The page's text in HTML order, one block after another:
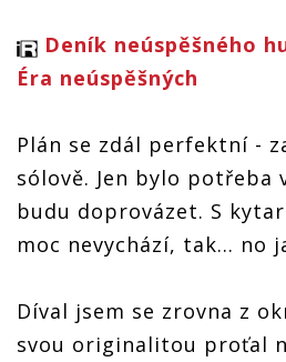
Deník neúspěšného
Éra neúspěšných
Plán se zdál perfektní -
sólově. Jen bylo potřeba
budu doprovázet. S
moc nevychází, tak… no
Díval jsem se zrovna z
svou originalitou proťal